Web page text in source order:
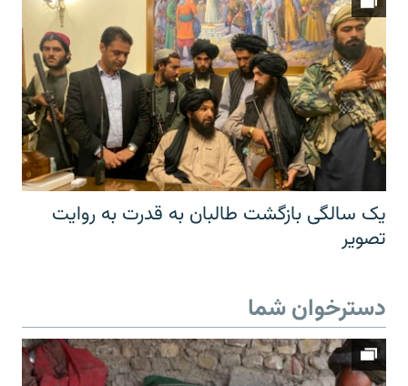
یک سالگی بازگشت طالبان به قدرت به روایت
تصویر
دسترخوان شما